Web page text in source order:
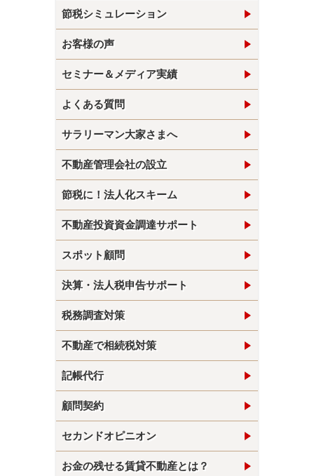
節税シミュレーション
お客様の声
セミナー＆メディア実績
よくある質問
サラリーマン大家さまへ
不動産管理会社の設立
節税に！法人化スキーム
不動産投資資金調達サポート
スポット顧問
決算・法人税申告サポート
税務調査対策
不動産で相続税対策
記帳代行
顧問契約
セカンドオピニオン
お金の残せる賃貸不動産とは？